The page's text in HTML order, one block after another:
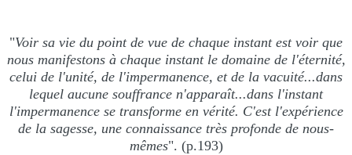
"Voir sa vie du point de vue de chaque instant est voir que
nous manifestons à chaque instant le domaine de l'éternité,
celui de l'unité, de l'impermanence, et de la vacuité...dans
lequel aucune souffrance n'apparaît...dans l'instant
l'impermanence se transforme en vérité. C'est l'expérience
de la sagesse, une connaissance très profonde de nous-
mêmes". (p.193)